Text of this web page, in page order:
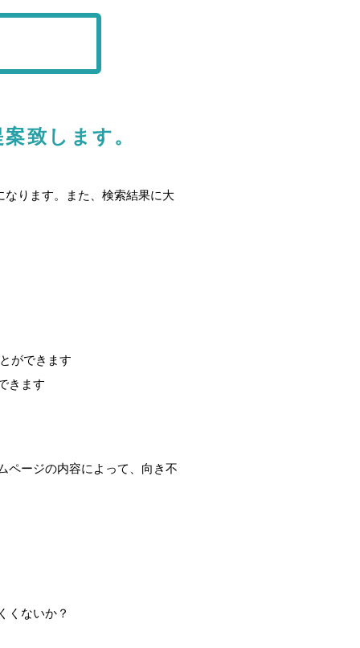
致します。
ります。また、検索結果に大
ができます
きます
ページの内容によって、向き不
くないか？